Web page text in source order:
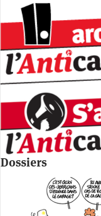
Dossiers